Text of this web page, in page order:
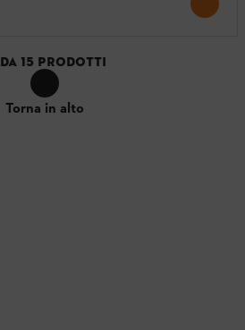
DA 15 PRODOTTI
Torna in alto